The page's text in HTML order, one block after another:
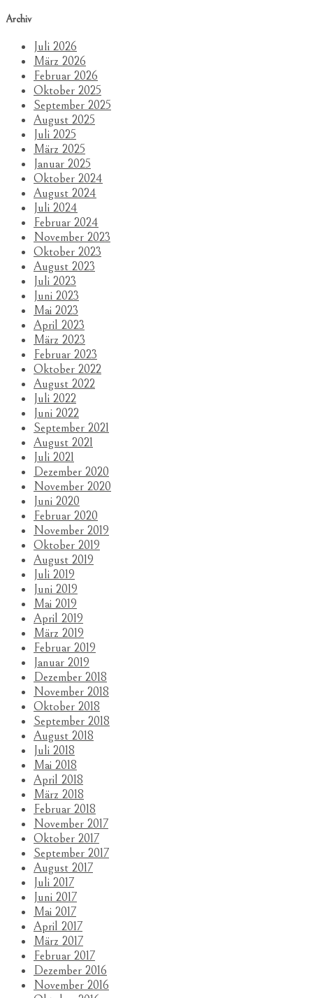
Archiv
Juli 2026
März 2026
Februar 2026
Oktober 2025
September 2025
August 2025
Juli 2025
März 2025
Januar 2025
Oktober 2024
August 2024
Juli 2024
Februar 2024
November 2023
Oktober 2023
August 2023
Juli 2023
Juni 2023
Mai 2023
April 2023
März 2023
Februar 2023
Oktober 2022
August 2022
Juli 2022
Juni 2022
September 2021
August 2021
Juli 2021
Dezember 2020
November 2020
Juni 2020
Februar 2020
November 2019
Oktober 2019
August 2019
Juli 2019
Juni 2019
Mai 2019
April 2019
März 2019
Februar 2019
Januar 2019
Dezember 2018
November 2018
Oktober 2018
September 2018
August 2018
Juli 2018
Mai 2018
April 2018
März 2018
Februar 2018
November 2017
Oktober 2017
September 2017
August 2017
Juli 2017
Juni 2017
Mai 2017
April 2017
März 2017
Februar 2017
Dezember 2016
November 2016